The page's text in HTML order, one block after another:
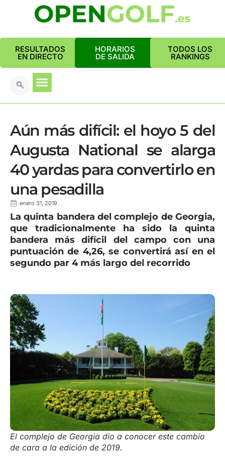
RESULTADOS
EN DIRECTO
HORARIOS
DE SALIDA
TODOS LOS
RANKINGS
Aún más difícil: el hoyo 5 del
Augusta National se alarga
40 yardas para convertirlo en
una pesadilla
enero 31, 2019
La quinta bandera del complejo de Georgia,
que tradicionalmente ha sido la quinta
bandera más difícil del campo con una
puntuación de 4,26, se convertirá así en el
segundo par 4 más largo del recorrido
El complejo de Georgia dio a conocer este cambio
de cara a la edición de 2019.